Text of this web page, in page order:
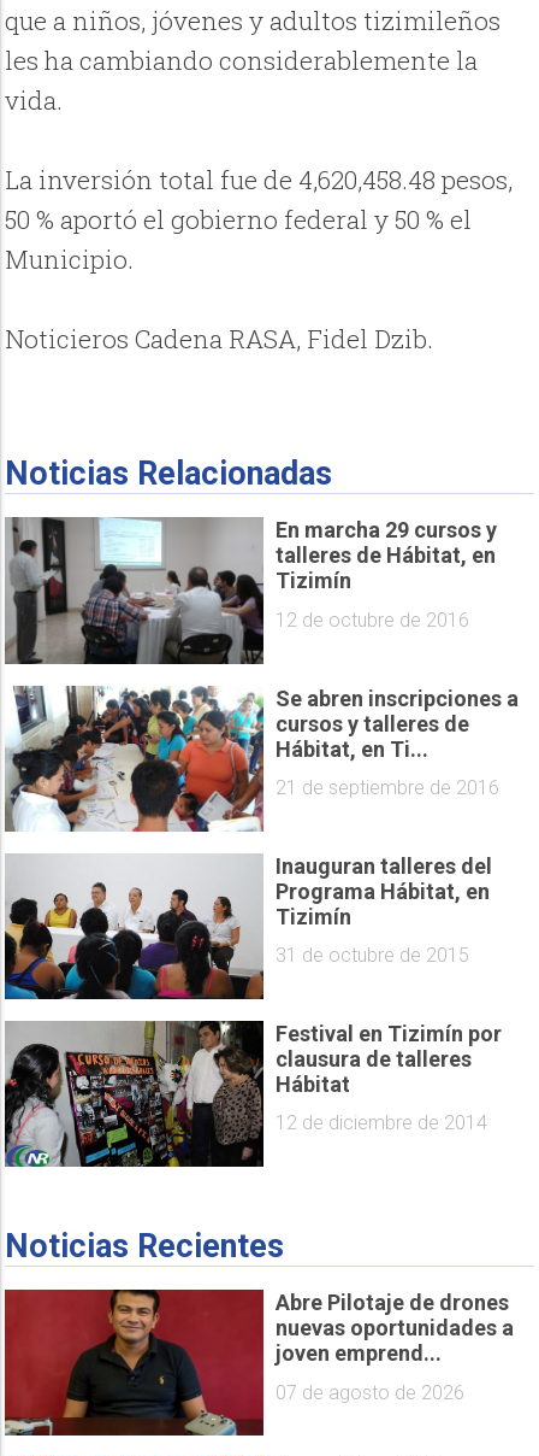
que a niños, jóvenes y adultos tizimileños
les ha cambiando considerablemente la
vida.
La inversión total fue de 4,620,458.48 pesos,
50 % aportó el gobierno federal y 50 % el
Municipio.
Noticieros Cadena RASA, Fidel Dzib.
Noticias Relacionadas
En marcha 29 cursos y
talleres de Hábitat, en
Tizimín
12 de octubre de 2016
Se abren inscripciones a
cursos y talleres de
Hábitat, en Ti...
21 de septiembre de 2016
Inauguran talleres del
Programa Hábitat, en
Tizimín
31 de octubre de 2015
Festival en Tizimín por
clausura de talleres
Hábitat
12 de diciembre de 2014
Noticias Recientes
Abre Pilotaje de drones
nuevas oportunidades a
joven emprend...
07 de agosto de 2026